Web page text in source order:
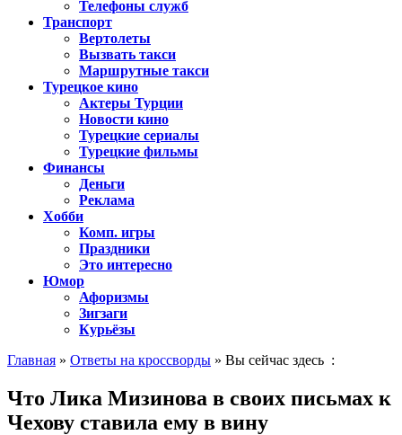
Телефоны служб
Транспорт
Вертолеты
Вызвать такси
Маршрутные такси
Турецкое кино
Актеры Турции
Новости кино
Турецкие сериалы
Турецкие фильмы
Финансы
Деньги
Реклама
Хобби
Комп. игры
Праздники
Это интересно
Юмор
Афоризмы
Зигзаги
Курьёзы
Главная » Ответы на кроссворды » Вы сейчас здесь :
Что Лика Мизинова в своих письмах к
Чехову ставила ему в вину